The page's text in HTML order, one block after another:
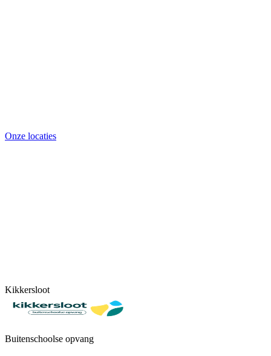
Onze locaties
Kikkersloot
Buitenschoolse opvang